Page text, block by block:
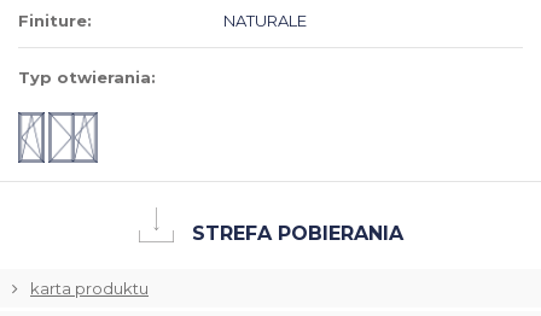
Finiture: NATURALE
Typ otwierania:
STREFA POBIERANIA
karta produktu